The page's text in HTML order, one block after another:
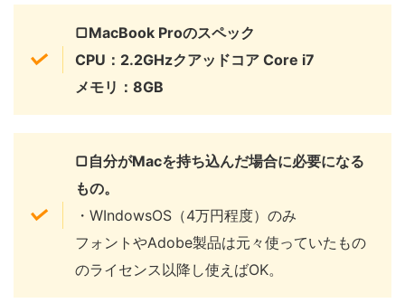
▢MacBook Proのスペック
CPU ：2.2GHzクアッドコア Core i7
メモリ ：8GB
▢自分がMacを持ち込んだ場合に必要になる
もの。
・WIndowsOS（4万円程度）のみ
フォントやAdobe製品は元々使っていたもの
のライセンス以降し使えばOK。